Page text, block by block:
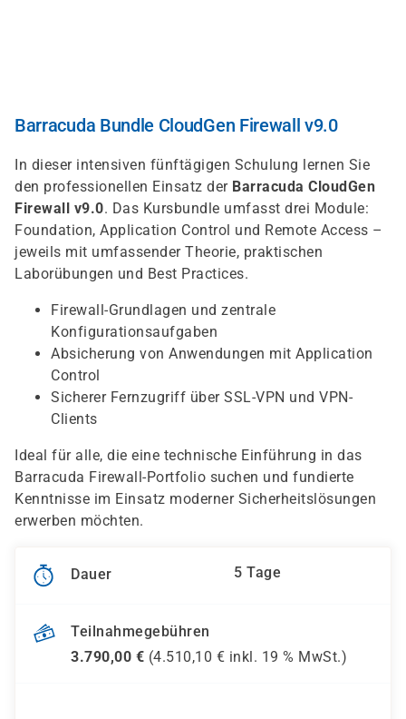
Barracuda Bundle CloudGen Firewall v9.0
In dieser intensiven fünftägigen Schulung lernen Sie
den professionellen Einsatz der Barracuda CloudGen
Firewall v9.0. Das Kursbundle umfasst drei Module:
Foundation, Application Control und Remote Access –
jeweils mit umfassender Theorie, praktischen
Laborübungen und Best Practices.
Firewall-Grundlagen und zentrale
Konfigurationsaufgaben
Absicherung von Anwendungen mit Application
Control
Sicherer Fernzugriff über SSL-VPN und VPN-
Clients
Ideal für alle, die eine technische Einführung in das
Barracuda Firewall-Portfolio suchen und fundierte
Kenntnisse im Einsatz moderner Sicherheitslösungen
erwerben möchten.
Dauer 5 Tage
Teilnahmegebühren
3.790,00 € (4.510,10 € inkl. 19 % MwSt.)